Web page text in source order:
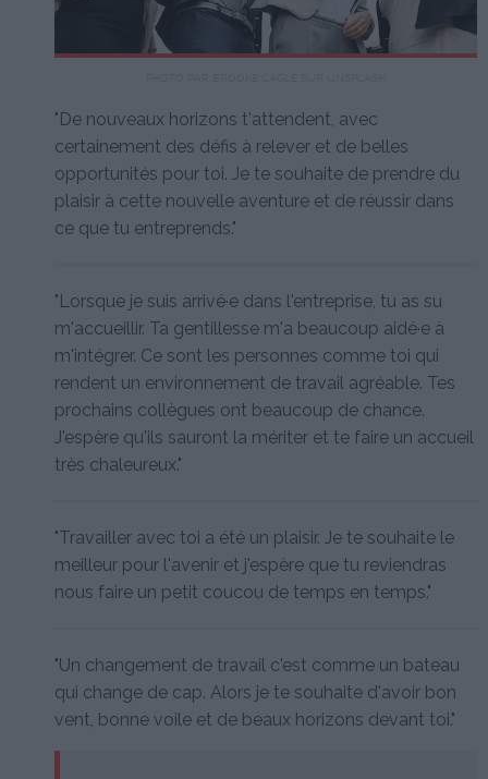
"De nouveaux horizons t'attendent, avec
certainement des défis à relever et de belles
opportunités pour toi. Je te souhaite de prendre du
plaisir à cette nouvelle aventure et de réussir dans
ce que tu entreprends."
"Lorsque je suis arrivé·e dans l'entreprise, tu as su
m'accueillir. Ta gentillesse m'a beaucoup aidé·e à
m'intégrer. Ce sont les personnes comme toi qui
rendent un environnement de travail agréable. Tes
prochains collègues ont beaucoup de chance.
J'espère qu'ils sauront la mériter et te faire un accueil
très chaleureux."
"Travailler avec toi a été un plaisir. Je te souhaite le
meilleur pour l'avenir et j'espère que tu reviendras
nous faire un petit coucou de temps en temps."
"Un changement de travail c'est comme un bateau
qui change de cap. Alors je te souhaite d'avoir bon
vent, bonne voile et de beaux horizons devant toi."